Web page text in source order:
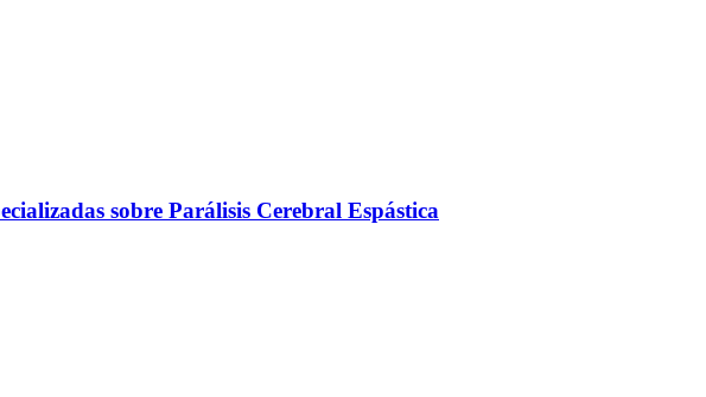
sobre Parálisis Cerebral Espástica